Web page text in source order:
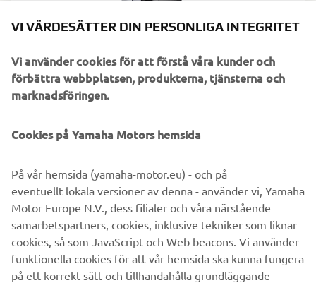
Nytt för 2024 är att Yamahas mekaniska toppreglage 704
neutralt läge behålls medan motorn är igång. Den här
eller när man t.ex. väntar vid en brygga. Det
toppmonterade reglageboxen möjliggör enkel hantering
av gas och växel med en hand och inställning av
trimningen via en tumstyrd knapp på handtaget. Det har
aldrig varit enklare att köra!
UPPTÄCK HELM MASTER® EX
VI VÄRDESÄTTER DIN PERSONLIGA INTEGRITET
Vi använder cookies för att förstå våra kunder och
förbättra webbplatsen, produkterna, tjänsterna och
marknadsföringen.
Cookies på Yamaha Motors hemsida
På vår hemsida (yamaha-motor.eu) - och på
eventuellt lokala versioner av denna - använder vi, Yamaha
Motor Europe N.V., dess filialer och våra närstående
samarbetspartners, cookies, inklusive tekniker som liknar
cookies, så som JavaScript och Web beacons. Vi använder
funktionella cookies för att vår hemsida ska kunna fungera
på ett korrekt sätt och tillhandahålla grundläggande